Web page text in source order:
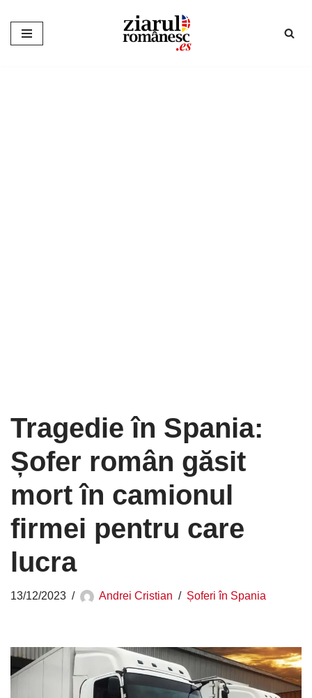
Sari
Tragedie în Spania:
Șofer român găsit
mort în camionul
firmei pentru care
lucra
13/12/2023 Andrei Cristian Șoferi în Spania